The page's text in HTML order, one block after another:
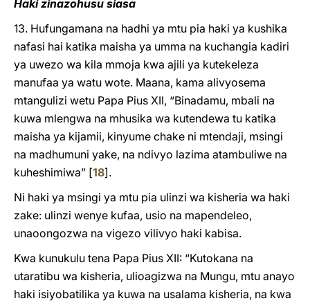
Haki zinazohusu siasa
13. Hufungamana na hadhi ya mtu pia haki ya kushika
nafasi hai katika maisha ya umma na kuchangia kadiri
ya uwezo wa kila mmoja kwa ajili ya kutekeleza
manufaa ya watu wote. Maana, kama alivyosema
mtangulizi wetu Papa Pius XII, “Binadamu, mbali na
kuwa mlengwa na mhusika wa kutendewa tu katika
maisha ya kijamii, kinyume chake ni mtendaji, msingi
na madhumuni yake, na ndivyo lazima atambuliwe na
kuheshimiwa” [18].
Ni haki ya msingi ya mtu pia ulinzi wa kisheria wa haki
zake: ulinzi wenye kufaa, usio na mapendeleo,
unaoongozwa na vigezo vilivyo haki kabisa.
Kwa kunukulu tena Papa Pius XII: “Kutokana na
utaratibu wa kisheria, ulioagizwa na Mungu, mtu anayo
haki isiyobatilika ya kuwa na usalama kisheria, na kwa